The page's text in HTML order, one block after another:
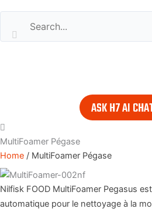
ASK H7 AI
MultiFoamer Pégase
Home / MultiFoamer Pégase
Nilfisk FOOD MultiFoamer Pegasus
automatique pour le nettoyage à la